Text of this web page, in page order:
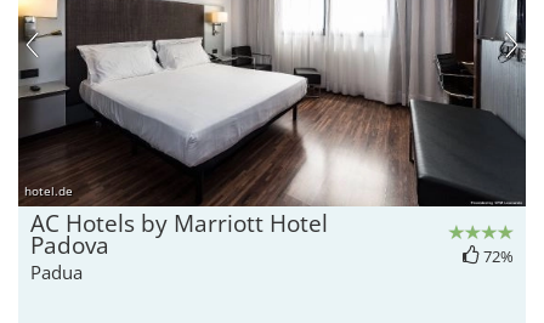
hotel.de
AC Hotels by Marriott Hotel
Padova
Padua
72%